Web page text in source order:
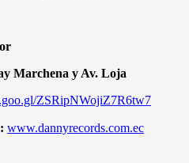
Marchena y Av. Loja
ZSRipNWojiZ7R6tw7
www.dannyrecords.com.ec